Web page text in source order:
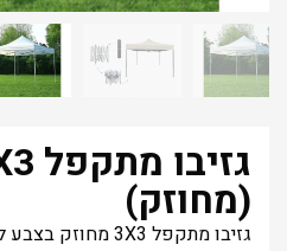
(מחוזק)
גזיבו מתקפל 3X3 מחוזק בצבע לבן